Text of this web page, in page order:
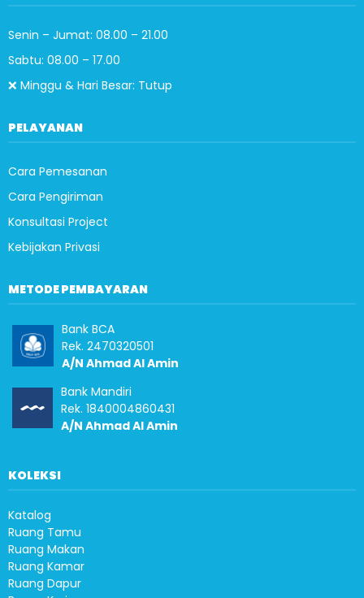
Senin – Jumat: 08.00 – 21.00
Sabtu: 08.00 – 17.00
❌ Minggu & Hari Besar: Tutup
PELAYANAN
Cara Pemesanan
Cara Pengiriman
Konsultasi Project
Kebijakan Privasi
METODE PEMBAYARAN
Bank BCA
Rek. 2470320501
A/N Ahmad Al Amin
Bank Mandiri
Rek. 1840004860431
A/N Ahmad Al Amin
KOLEKSI
Katalog
Ruang Tamu
Ruang Makan
Ruang Kamar
Ruang Dapur